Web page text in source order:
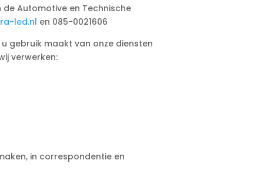
de Automotive en Technische
led.nl en 085-0021606
gebruik maakt van onze diensten
verwerken:
in correspondentie en